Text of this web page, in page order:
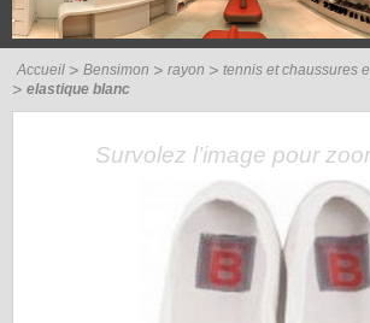
Accueil Bensimon rayon
tennis et chaussures
elastique blanc
Survolez l’image pour